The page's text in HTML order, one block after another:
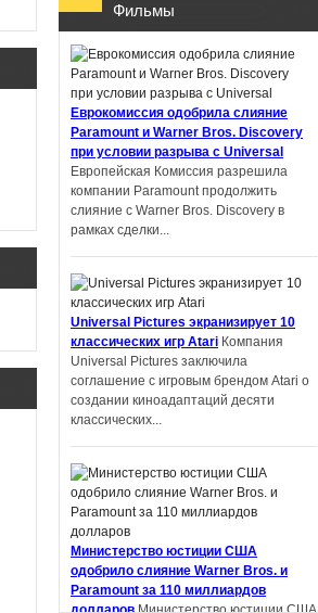
В Китае литературную премию
получил роман, написанный с
помощью ИИПрофессор Пекинского
университета Шэнь Ян получил
престижную награду на литературном
конкурсе в Китае. Но оказалось,...
Автор фанфиков по «Властелину
колец» подал в суд на Amazon и
теперь должен выплатить компании
$134 тысячДеметрий Полихрон,
обвинивший Amazon и Tolkien Estate в
том, что компании украли идеи из его
фанфика по «Властелину...
Apple экранизирует серию научно-
фантастических книг «Дневники
Киллербота»Apple работает над
экранизацией отмеченных премией
Фильмы
Еврокомиссия одобрила слияние
Paramount и Warner Bros. Discovery
при условии разрыва с Universal
Европейская Комиссия разрешила
компании Paramount продолжить
слияние с Warner Bros. Discovery в
рамках сделки...
Universal Pictures экранизирует 10
классических игр Atari Компания
Universal Pictures заключила
соглашение с игровым брендом Atari о
создании киноадаптаций десяти
классических...
Министерство юстиции США
одобрило слияние Warner Bros. и
Paramount за 110 миллиардов
долларовМинистерство юстиции США